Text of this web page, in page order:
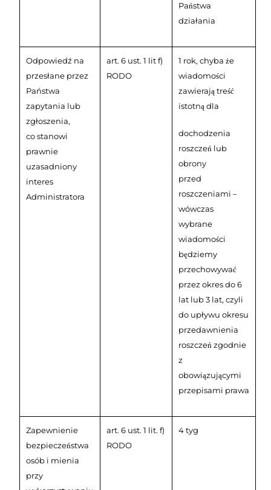
Państwa
działania
Odpowiedź na
przesłane przez
Państwa
zapytania lub
zgłoszenia,
co stanowi
prawnie
uzasadniony
interes
Administratora
art. 6 ust. 1 lit f)
RODO
1 rok, chyba że
wiadomości
zawierają treść
istotną dla
dochodzenia
roszczeń lub
obrony
przed
roszczeniami –
wówczas
wybrane
wiadomości
będziemy
przechowywać
przez okres do 6
lat lub 3 lat, czyli
do upływu okresu
przedawnienia
roszczeń zgodnie
z
obowiązującymi
przepisami prawa
Zapewnienie
bezpieczeństwa
osób i mienia
przy
art. 6 ust. 1 lit. f)
RODO
4 tyg